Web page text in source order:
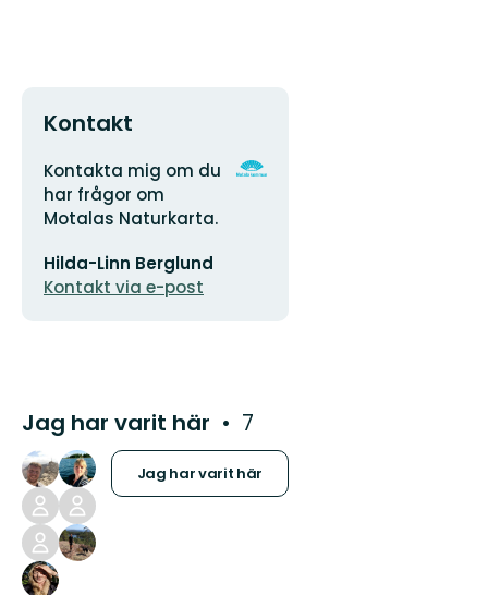
Kontakt
Adress
Kontakta mig om du
har frågor om
Motalas Naturkarta.
postadress
Hilda-Linn Berglund
Kontakt via e-post
Organisationens
Jag har varit här 7
Jag har varit här